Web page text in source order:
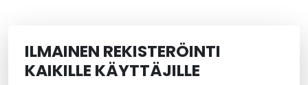
ILMAINEN REKISTERÖINTI
KAIKILLE KÄYTTÄJILLE